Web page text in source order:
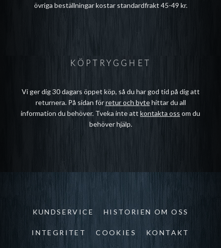
övriga beställningar kostar standardfrakt 45-49 kr.
KÖPTRYGGHET
Vi ger dig 30 dagars öppet köp, så du har god tid på dig att
returnera. På sidan förretur och bytehittar du all
information du behöver. Tveka inte att kontakta oss om du
behöver hjälp.
KUNDSERVICE HISTORIEN OM OSS
INTEGRITET COOKIES KONTAKT